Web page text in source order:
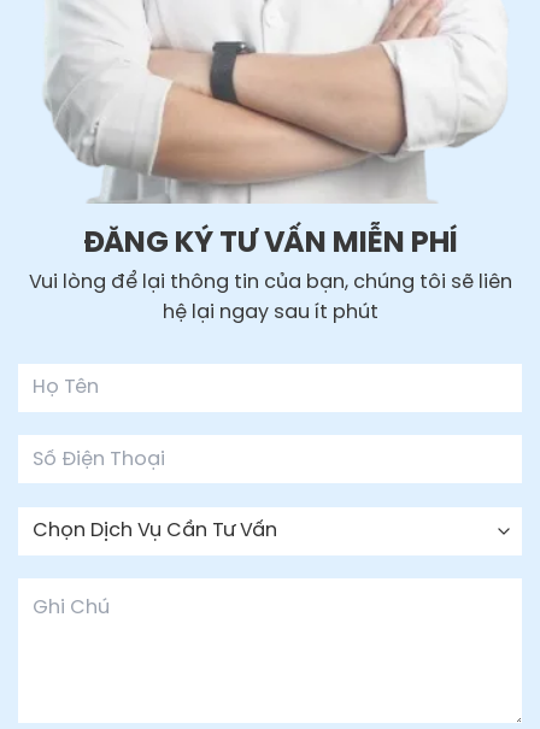
ĐĂNG KÝ TƯ VẤN MIỄN PHÍ
Vui lòng để lại thông tin của bạn, chúng tôi sẽ liên
hệ lại ngay sau ít phút